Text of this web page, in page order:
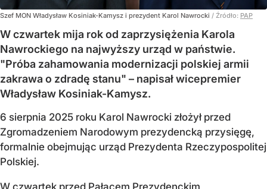
Szef MON Władysław Kosiniak-Kamysz i prezydent Karol Nawrocki / Źródło: PAP
W czwartek mija rok od zaprzysiężenia Karola
Nawrockiego na najwyższy urząd w państwie.
"Próba zahamowania modernizacji polskiej armii
zakrawa o zdradę stanu" – napisał wicepremier
Władysław Kosiniak-Kamysz.
6 sierpnia 2025 roku Karol Nawrocki złożył przed
Zgromadzeniem Narodowym prezydencką przysięgę,
formalnie obejmując urząd Prezydenta Rzeczypospolitej
Polskiej.